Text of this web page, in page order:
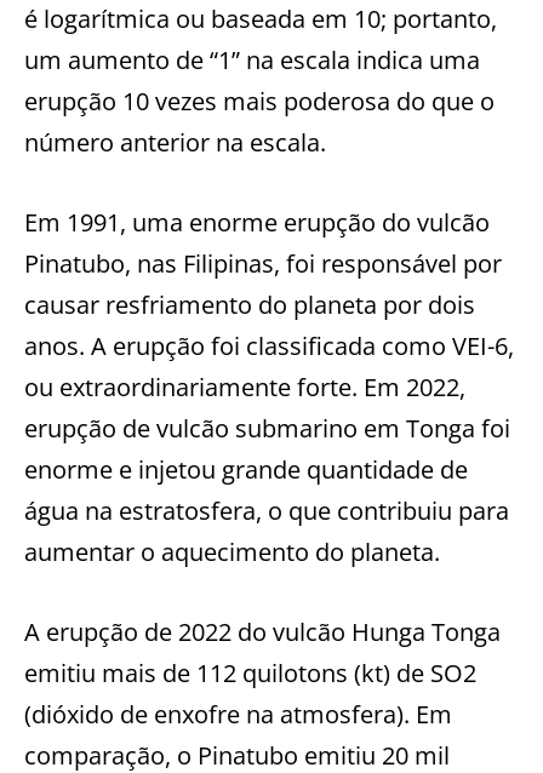
é logarítmica ou baseada em 10; portanto,
um aumento de “1” na escala indica uma
erupção 10 vezes mais poderosa do que o
número anterior na escala.
Em 1991, uma enorme erupção do vulcão
Pinatubo, nas Filipinas, foi responsável por
causar resfriamento do planeta por dois
anos. A erupção foi classificada como VEI-6,
ou extraordinariamente forte. Em 2022,
erupção de vulcão submarino em Tonga foi
enorme e injetou grande quantidade de
água na estratosfera, o que contribuiu para
aumentar o aquecimento do planeta.
A erupção de 2022 do vulcão Hunga Tonga
emitiu mais de 112 quilotons (kt) de SO2
(dióxido de enxofre na atmosfera). Em
comparação, o Pinatubo emitiu 20 mil